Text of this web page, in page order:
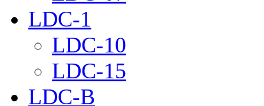
LDC-1
LDC-10
LDC-15
LDC-B